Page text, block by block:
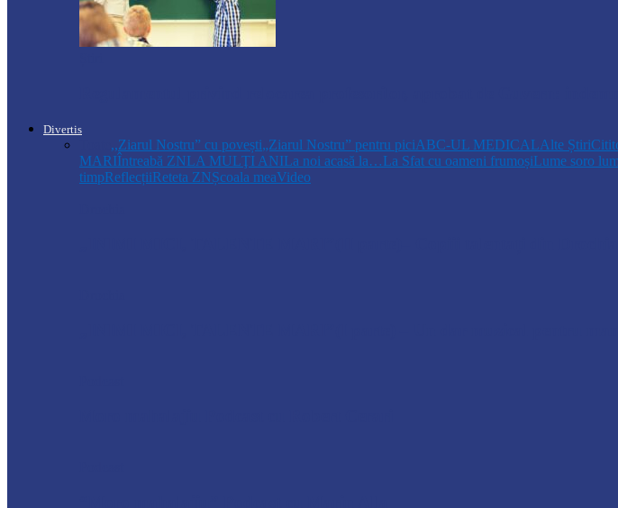
Divertis
,,Ziarul Nostru” cu povești„Ziarul Nostru” pentru piciABC-UL MEDICALAlte Știri
MARIÎntreabă ZNLA MULŢI ANILa noi acasă la…La Sfat cu oameni frumoșiLume soro
timpReflecțiiReteta ZNȘcoala meaVideo